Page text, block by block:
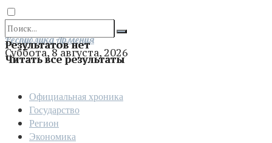
Результатов нет
Читать все результаты
Отправить
Республика Армения
Суббота, 8 августа, 2026
Официальная хроника
Государство
Регион
Экономика